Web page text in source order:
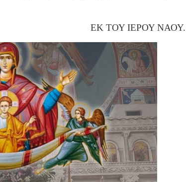
ΕΚ ΤΟΥ ΙΕΡΟΥ ΝΑΟΥ.